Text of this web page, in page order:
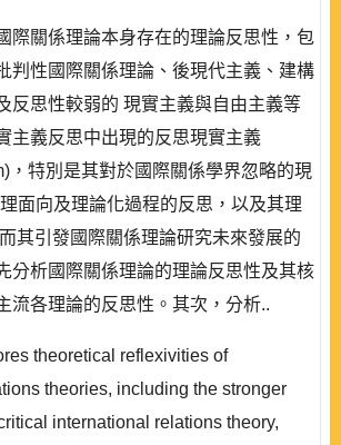
際關係理論本身存在的理論反思性，包
判性國際關係理論、後現代主義、建構
反思性較弱的 現實主義與自由主義等
主義反思中出現的反思現實主義
，特別是其對於國際關係學界忽略的現
面向及理論化過程的反思，以及其理
其引發國際關係理論研究未來發展的
分析國際關係理論的理論反思性及其核
流各理論的反思性。其次，分析..
theoretical reflexivities of
theories, including the stronger
international relations theory,